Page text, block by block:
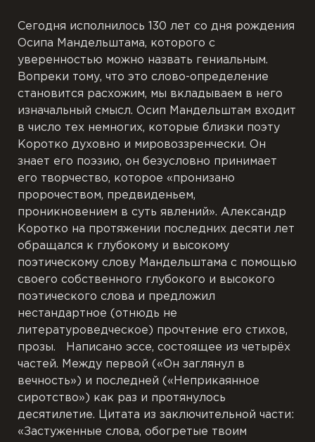
Сегодня исполнилось 130 лет со дня рождения
Осипа Мандельштама, которого с
уверенностью можно назвать гениальным.
Вопреки тому, что это слово-определение
становится расхожим, мы вкладываем в него
изначальный смысл. Осип Мандельштам входит
в число тех немногих, которые близки поэту
Коротко духовно и мировоззренчески. Он
знает его поэзию, он безусловно принимает
его творчество, которое «пронизано
пророчеством, предвиденьем,
проникновением в суть явлений». Александр
Коротко на протяжении последних десяти лет
обращался к глубокому и высокому
поэтическому слову Мандельштама с помощью
своего собственного глубокого и высокого
поэтического слова и предложил
нестандартное (отнюдь не
литературоведческое) прочтение его стихов,
прозы. Написано эссе, состоящее из четырёх
частей. Между первой («Он заглянул в
вечность») и последней («Неприкаянное
сиротство») как раз и протянулось
десятилетие. Цитата из заключительной части:
«Застуженные слова, обогретые твоим